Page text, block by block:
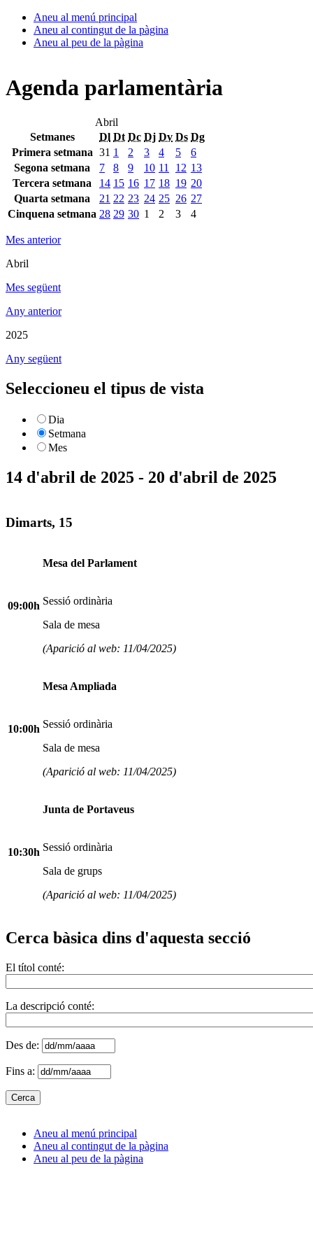
Aneu al menú principal
Aneu al contingut de la pàgina
Aneu al peu de la pàgina
Agenda parlamentària
Abril
Setmanes
Dl Dt Dc Dj Dv Ds Dg
Primera setmana 31 1 2 3 4 5
6
Segona setmana
7 8 9 10 11 12 13
Tercera setmana
14 15 16 17 18 19 20
Quarta setmana
21 22 23 24 25 26 27
Cinquena setmana 28 29 30 1 2 3 4
Mes anterior
Abril
Mes següent
Any anterior
2025
Any següent
Seleccioneu el tipus de vista
Dia
Setmana
Mes
14 d'abril de 2025 - 20 d'abril de 2025
Dimarts, 15
09:00h
Mesa del Parlament
Sessió ordinària
Sala de mesa
(Aparició al web: 11/04/2025)
10:00h
Mesa Ampliada
Sessió ordinària
Sala de mesa
(Aparició al web: 11/04/2025)
10:30h
Junta de Portaveus
Sessió ordinària
Sala de grups
(Aparició al web: 11/04/2025)
Cerca bàsica dins d'aquesta secció
El títol conté:
La descripció conté:
Des de:
Fins a:
Aneu al menú principal
Aneu al contingut de la pàgina
Aneu al peu de la pàgina